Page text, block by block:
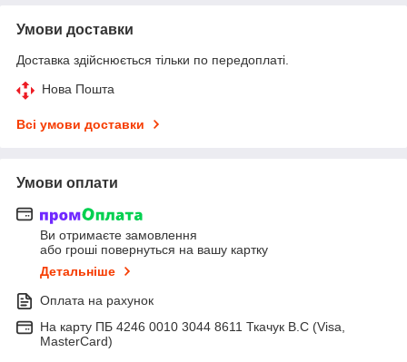
Умови доставки
Доставка здійснюється тільки по передоплаті.
Нова Пошта
Всі умови доставки
Умови оплати
Ви отримаєте замовлення
або гроші повернуться на вашу картку
Детальніше
Оплата на рахунок
На карту ПБ 4246 0010 3044 8611 Ткачук В.С (Visa,
MasterCard)